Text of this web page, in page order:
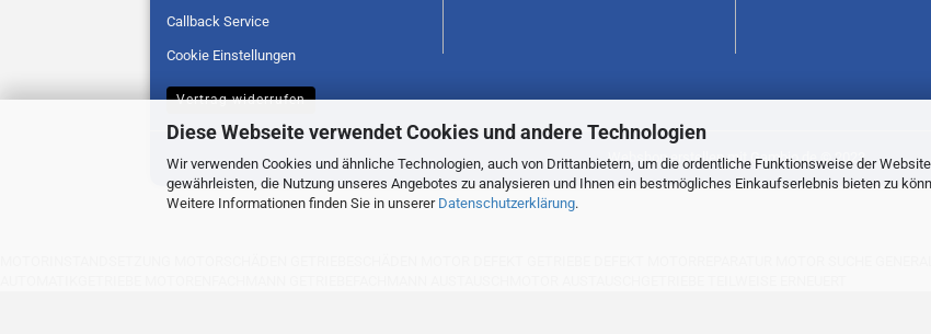
Diese Webseite verwendet Cookies und andere Technologien
Wir verwenden Cookies und ähnliche Technologien, auch von Drittanbietern, um die ordentliche Funktionsweise der
gewährleisten, die Nutzung unseres Angebotes zu analysieren und Ihnen ein bestmögliches Einkaufserlebnis bieten zu
Weitere Informationen finden Sie in unserer Datenschutzerklärung.
Callback Service
Cookie Einstellungen
Vertrag widerrufen
Webshop erstellenmit Gambio.de © 2023
MOTORINSTANDSETZUNG MOTORSCHÄDEN GETRIEBESCHÄDEN MOTOR DEFEKT GETRIEBE DEFEKT MOTORREPARATUR MOTOR SUCHE